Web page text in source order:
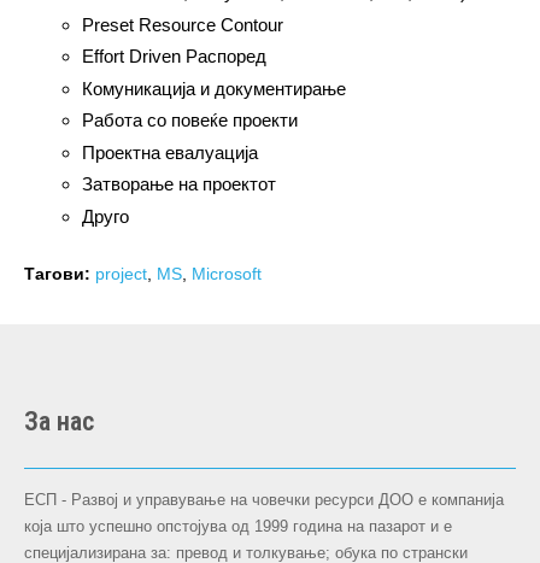
Preset Resource Contour
Effort Driven Распоред
Комуникација и документирање
Работа со повеќе проекти
Проектна евалуација
Затворање на проектот
Друго
Тагови: project MS Microsoft
За нас
ЕСП - Развој и управување на човечки ресурси ДОО е компанија
која што успешно опстојува oд 1999 година на пазарот и е
специјализирана за: превод и толкување; обука по странски